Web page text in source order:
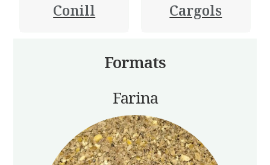
Conill Cargols
Formats
Farina